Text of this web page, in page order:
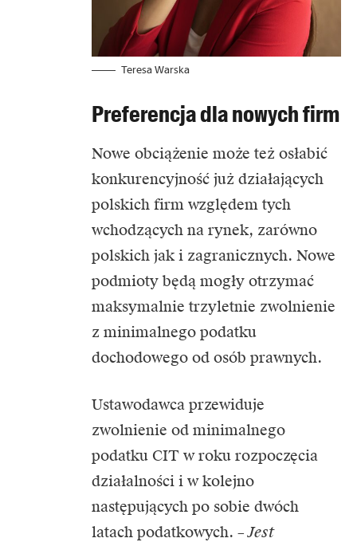
Teresa Warska
Preferencja dla nowych firm
Nowe obciążenie może też osłabić
konkurencyjność już działających
polskich firm względem tych
wchodzących na rynek, zarówno
polskich jak i zagranicznych. Nowe
podmioty będą mogły otrzymać
maksymalnie trzyletnie zwolnienie
z minimalnego podatku
dochodowego od osób prawnych.
Ustawodawca przewiduje
zwolnienie od minimalnego
podatku CIT w roku rozpoczęcia
działalności i w kolejno
następujących po sobie dwóch
latach podatkowych. –Jest